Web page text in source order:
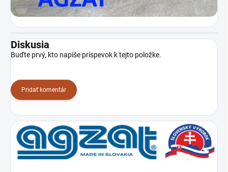
Diskusia
Buďte prvý, kto napíše príspevok k tejto položke.
Pridať komentár